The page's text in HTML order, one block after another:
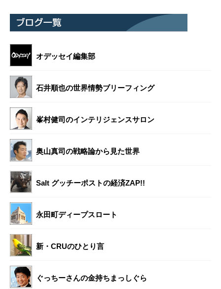
オデッセイ編集部
石井順也の世界情勢ブリーフィング
峯村健司のインテリジェンスサロン
奥山真司の戦略論から見た世界
Salt グッチーポストの経済ZAP!!
永田町ディープスロート
新・CRUのひとり言
ぐっちーさんの金持ちまっしぐら